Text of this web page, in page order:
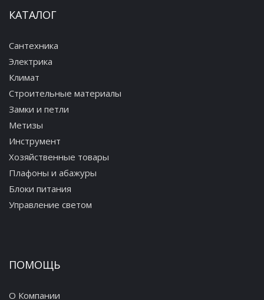
КАТАЛОГ
Сантехника
Электрика
Климат
Строительные материалы
Замки и петли
Метизы
Инструмент
Хозяйственные товары
Плафоны и абажуры
Блоки питания
Управление светом
ПОМОЩЬ
О Компании